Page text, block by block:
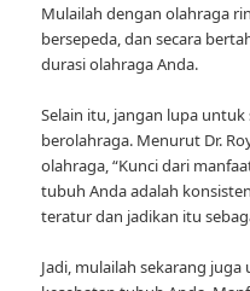
Mulailah dengan olahraga
bersepeda, dan secara
durasi olahraga Anda.
Selain itu, jangan lupa
berolahraga. Menurut Dr.
olahraga, “Kunci dari
tubuh Anda adalah
teratur dan jadikan itu
Jadi, mulailah sekarang